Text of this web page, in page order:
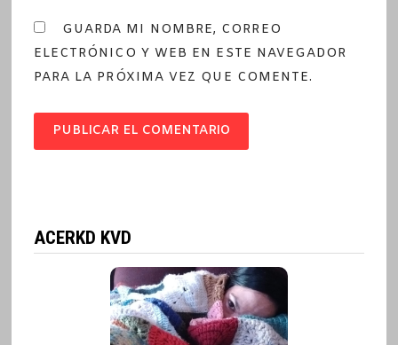
GUARDA MI NOMBRE, CORREO
ELECTRÓNICO Y WEB EN ESTE NAVEGADOR
PARA LA PRÓXIMA VEZ QUE COMENTE.
ACERKD KVD